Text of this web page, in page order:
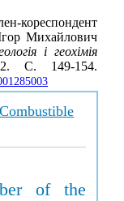
Михайлович
і геохімія
149-154.
of the